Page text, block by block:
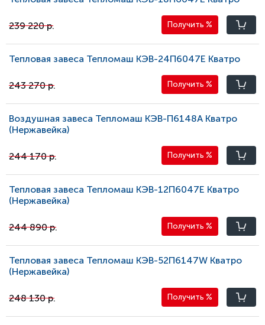
239 220 р. Получить %
Тепловая завеса Тепломаш КЭВ-24П6047E Кватро
243 270 р. Получить %
Воздушная завеса Тепломаш КЭВ-П6148A Кватро
(Нержавейка)
244 170 р. Получить %
Тепловая завеса Тепломаш КЭВ-12П6047E Кватро
(Нержавейка)
244 890 р. Получить %
Тепловая завеса Тепломаш КЭВ-52П6147W Кватро
(Нержавейка)
248 130 р. Получить %